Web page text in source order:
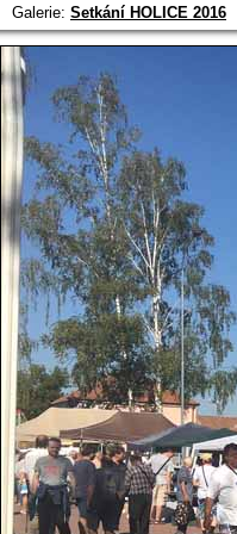
Galerie: Setkání HOLICE 2016